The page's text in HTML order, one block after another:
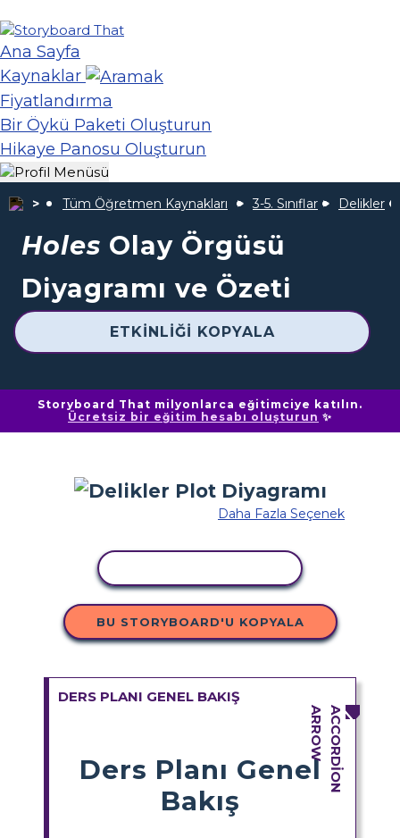
Ana Sayfa
Kaynaklar
Fiyatlandırma
Bir Öykü Paketi Oluşturun
Hikaye Panosu Oluşturun
Tüm Öğretmen Kaynakları 3-5. Sınıflar Delikler
Holes Olay Örgüsü
Diyagramı ve Özeti
ETKINLIĞI KOPYALA
Storyboard That milyonlarca eğitimciye katılın.
Ücretsiz bir eğitim hesabı oluşturun ✨
Daha Fazla Seçenek
BU STORYBOARD'U KOPYALA
DERS PLANI GENEL BAKIŞ
Ders Planı Genel
Bakış